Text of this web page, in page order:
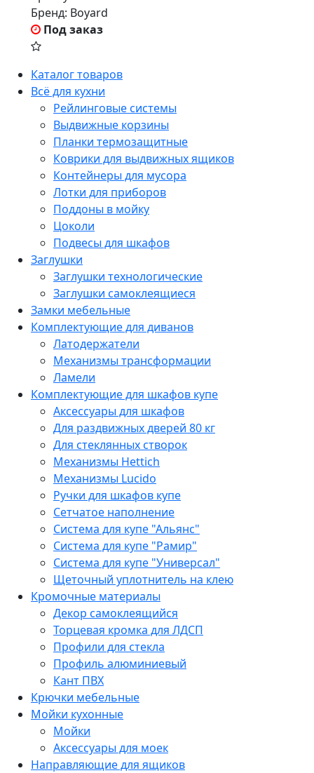
Каталог товаров
Всё для кухни
Рейлинговые системы
Выдвижные корзины
Планки термозащитные
Коврики для выдвижных ящиков
Контейнеры для мусора
Лотки для приборов
Поддоны в мойку
Цоколи
Подвесы для шкафов
Заглушки
Заглушки технологические
Заглушки самоклеящиеся
Замки мебельные
Комплектующие для диванов
Латодержатели
Механизмы трансформации
Ламели
Комплектующие для шкафов купе
Аксессуары для шкафов
Для раздвижных дверей 80 кг
Для стеклянных створок
Механизмы Hettich
Механизмы Lucido
Ручки для шкафов купе
Сетчатое наполнение
Система для купе "Альянс"
Система для купе "Рамир"
Система для купе "Универсал"
Щеточный уплотнитель на клею
Кромочные материалы
Декор самоклеящийся
Торцевая кромка для ЛДСП
Профили для стекла
Профиль алюминиевый
Кант ПВХ
Крючки мебельные
Мойки кухонные
Мойки
Аксессуары для моек
Направляющие для ящиков
Бренд: Boyard
Под заказ